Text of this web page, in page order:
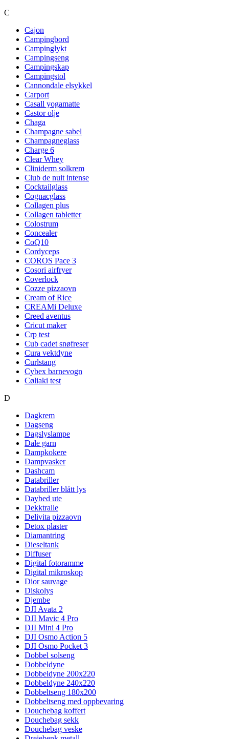
C
Cajon
Campingbord
Campinglykt
Campingseng
Campingskap
Campingstol
Cannondale elsykkel
Carport
Casall yogamatte
Castor olje
Chaga
Champagne sabel
Champagneglass
Charge 6
Clear Whey
Cliniderm solkrem
Club de nuit intense
Cocktailglass
Cognacglass
Collagen plus
Collagen tabletter
Colostrum
Concealer
CoQ10
Cordyceps
COROS Pace 3
Cosori airfryer
Coverlock
Cozze pizzaovn
Cream of Rice
CREAMi Deluxe
Creed aventus
Cricut maker
Crp test
Cub cadet snøfreser
Cura vektdyne
Curlstang
Cybex barnevogn
Cøliaki test
D
Dagkrem
Dagseng
Dagslyslampe
Dale garn
Dampkokere
Dampvasker
Dashcam
Databriller
Databriller blått lys
Daybed ute
Dekktralle
Delivita pizzaovn
Detox plaster
Diamantring
Dieseltank
Diffuser
Digital fotoramme
Digital mikroskop
Dior sauvage
Diskolys
Djembe
DJI Avata 2
DJI Mavic 4 Pro
DJI Mini 4 Pro
DJI Osmo Action 5
DJI Osmo Pocket 3
Dobbel solseng
Dobbeldyne
Dobbeldyne 200x220
Dobbeldyne 240x220
Dobbeltseng 180x200
Dobbeltseng med oppbevaring
Douchebag koffert
Douchebag sekk
Douchebag veske